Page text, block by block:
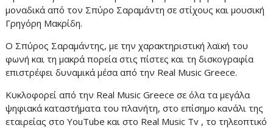
μοναδικά από τον Σπύρο Σαραμάντη σε στίχους και μουσική
Γρηγόρη Μακρίδη.
Ο Σπύρος Σαραμάντης, με την χαρακτηριστική λαϊκή του
φωνή και τη μακρά πορεία στις πίστες και τη δισκογραφία
επιστρέφει δυναμικά μέσα από την Real Music Greece.
Κυκλοφορεί από την Real Music Greece σε όλα τα μεγάλα
ψηφιακά καταστήματα του πλανήτη, στο επίσημο κανάλι της
εταιρείας στο YouTube και στο Real Music Tv , το τηλεοπτικό